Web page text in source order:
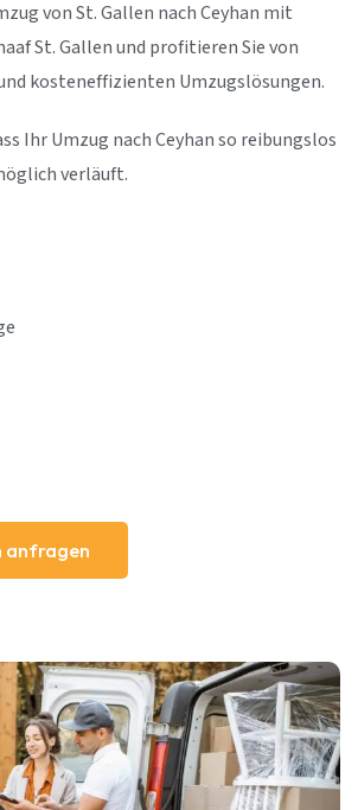
von St. Gallen nach Ceyhan mit
St. Gallen und profitieren Sie von
kosteneffizienten Umzugslösungen.
Ihr Umzug nach Ceyhan so reibungslos
verläuft.
anfragen